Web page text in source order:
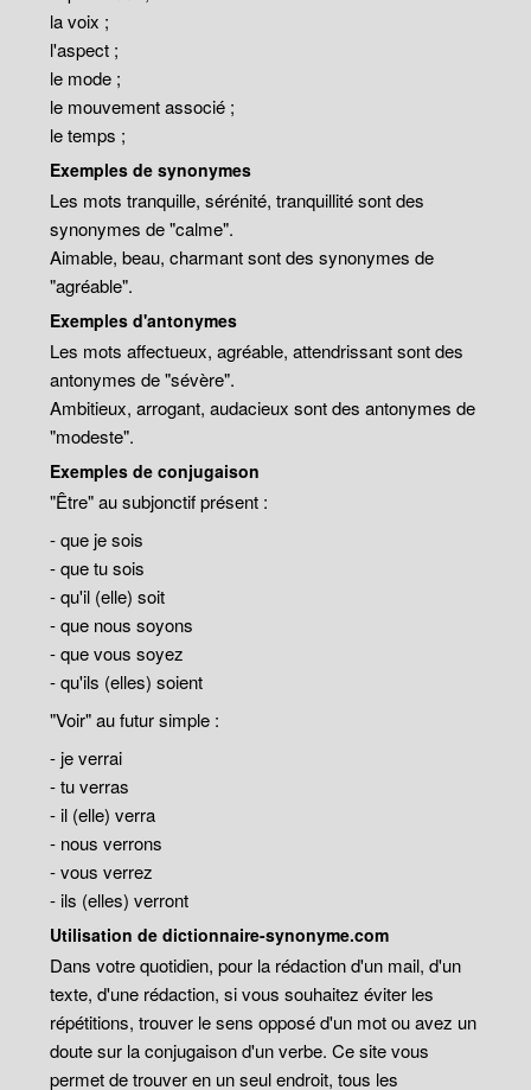
la voix ;
l'aspect ;
le mode ;
le mouvement associé ;
le temps ;
Exemples de synonymes
Les mots tranquille, sérénité, tranquillité sont des
synonymes de "calme".
Aimable, beau, charmant sont des synonymes de
"agréable".
Exemples d'antonymes
Les mots affectueux, agréable, attendrissant sont des
antonymes de "sévère".
Ambitieux, arrogant, audacieux sont des antonymes de
"modeste".
Exemples de conjugaison
"Être" au subjonctif présent :
- que je sois
- que tu sois
- qu'il (elle) soit
- que nous soyons
- que vous soyez
- qu'ils (elles) soient
"Voir" au futur simple :
- je verrai
- tu verras
- il (elle) verra
- nous verrons
- vous verrez
- ils (elles) verront
Utilisation de dictionnaire-synonyme.com
Dans votre quotidien, pour la rédaction d'un mail, d'un
texte, d'une rédaction, si vous souhaitez éviter les
répétitions, trouver le sens opposé d'un mot ou avez un
doute sur la conjugaison d'un verbe. Ce site vous
permet de trouver en un seul endroit, tous les